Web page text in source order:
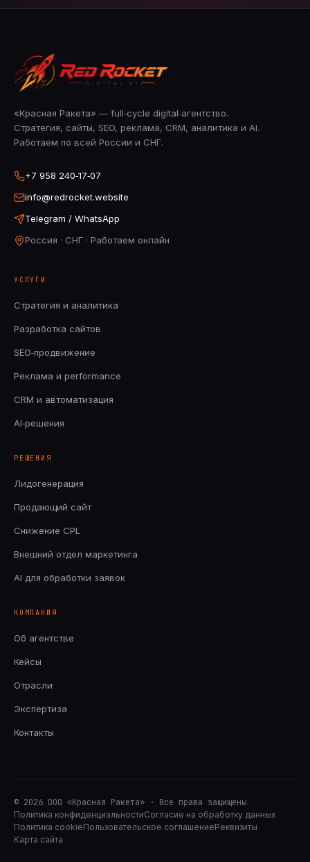
«Красная Ракета» — full‑cycle digital‑агентство.
Стратегия, сайты, SEO, реклама, CRM, аналитика и AI.
Работаем по всей России и СНГ.
+7 958 240‑17‑07
info@redrocket.website
Telegram / WhatsApp
Россия · СНГ · Работаем онлайн
УСЛУГИ
Стратегия и аналитика
Разработка сайтов
SEO‑продвижение
Реклама и performance
CRM и автоматизация
AI‑решения
РЕШЕНИЯ
Лидогенерация
Продающий сайт
Снижение CPL
Внешний отдел маркетинга
AI для обработки заявок
КОМПАНИЯ
Об агентстве
Кейсы
Отрасли
Экспертиза
Контакты
© 2026 ООО «Красная Ракета» · Все права защищены
Политика конфиденциальностиСогласие на обработку данных
Политика cookieПользовательское соглашениеРеквизиты
Карта сайта